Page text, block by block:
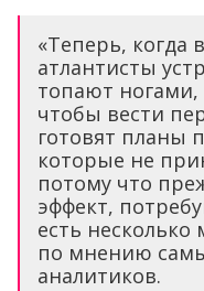
«Теперь, когда
атлантисты
топают ногами,
чтобы вести
готовят планы
которые не
потому что
эффект,
есть
по мнению
аналитиков.